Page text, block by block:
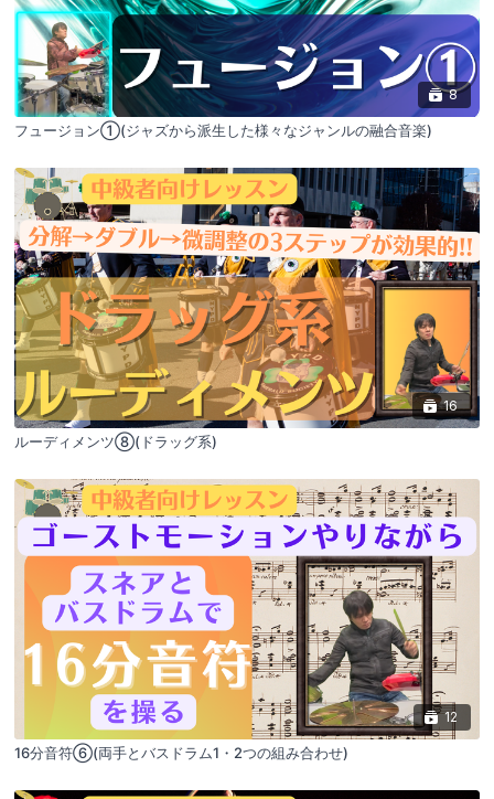
8
フュージョン①(ジャズから派生した様々なジャンルの融合音楽)
16
ルーディメンツ⑧(ドラッグ系)
12
16分音符⑥(両手とバスドラム1・2つの組み合わせ)